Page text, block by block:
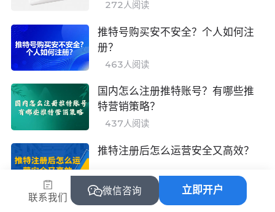
272人阅读
推特号购买安不安全？个人如何注
册？
463人阅读
国内怎么注册推特账号？有哪些推
特营销策略？
437人阅读
推特注册后怎么运营安全又高效？
297 人阅读
联系我们
微信咨询 立即开户